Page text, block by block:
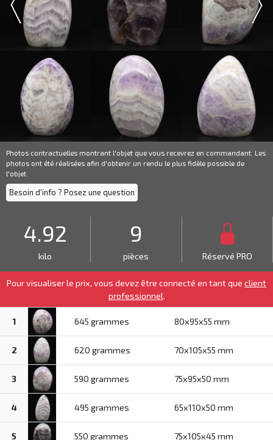
Photos contractuelles montrant l'objet que vous recevrez en commandant. Les
photos ont été réalisées afin d'obtenir un rendu le plus fidèle possible de
l'objet.
Besoin d'info ? Posez une question
4.92
kilo
9
pièces Réservé PRO
Pour visualiser le prix, vous devez être connecté en tant que client
professionnel.
1 645 grammes 80x95x55 mm
2 620 grammes 70x105x55 mm
3 590 grammes 75x95x50 mm
4 495 grammes 65x110x50 mm
5 550 grammes 75x105x45 mm